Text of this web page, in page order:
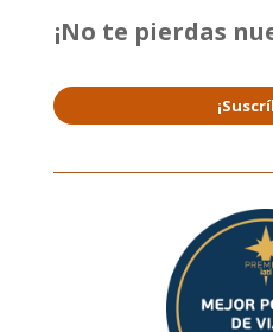
¡No te pierdas